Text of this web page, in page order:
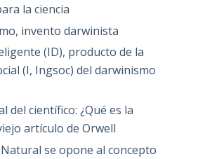
la ciencia
invento darwinista
(ID), producto de la
(I, Ingsoc) del darwinismo
del científico: ¿Qué es la
artículo de Orwell
Natural se opone al concepto